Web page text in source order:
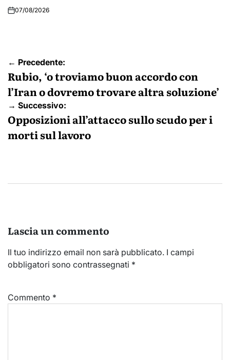
07/08/2026
Navigazione
articoli
← Precedente:
Rubio, ‘o troviamo buon accordo con
l’Iran o dovremo trovare altra soluzione’
→ Successivo:
Opposizioni all’attacco sullo scudo per i
morti sul lavoro
Lascia un commento
Il tuo indirizzo email non sarà pubblicato. I campi
obbligatori sono contrassegnati *
Commento *